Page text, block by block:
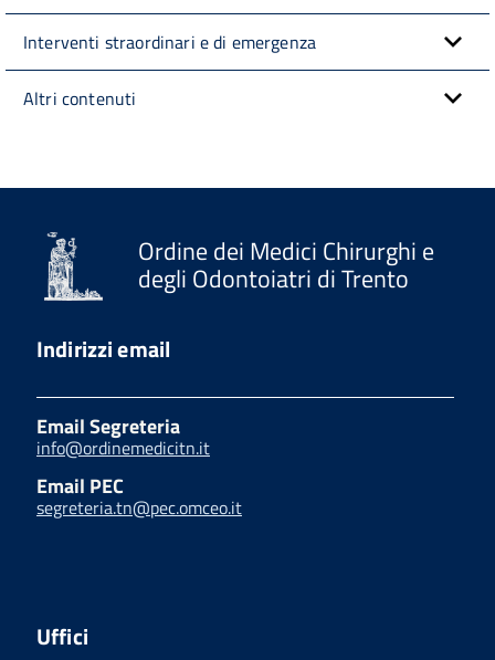
Interventi straordinari e di emergenza
Altri contenuti
Ordine dei Medici Chirurghi e
degli Odontoiatri di Trento
Indirizzi email
Email Segreteria
info@ordinemedicitn.it
Email PEC
segreteria.tn@pec.omceo.it
Uffici